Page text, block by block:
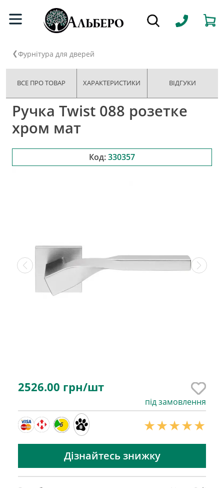
Фурнітура для дверей
ВСЕ ПРО ТОВАР ХАРАКТЕРИСТИКИ ВІДГУКИ
Ручка Twist 088 розетке
хром мат
Код:330357
2526.00 грн/шт
під замовлення
6
Дізнайтесь знижку